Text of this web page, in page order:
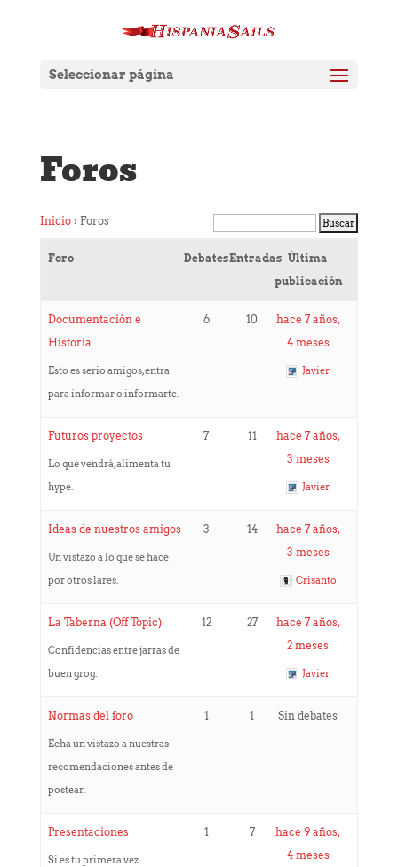
Seleccionar página
Foros
Inicio › Foros
Foro DebatesEntradas Última
publicación
Documentación e
Historia
Esto es serio amigos, entra
para informar o informarte.
6 10
hace 7 años,
4 meses
Javier
Futuros proyectos
Lo que vendrá, alimenta tu
hype.
7 11
hace 7 años,
3 meses
Javier
Ideas de nuestros amigos
Un vistazo a lo que se hace
por otros lares.
3 14
hace 7 años,
3 meses
Crisanto
La Taberna (Off Topic)
Confidencias entre jarras de
buen grog.
12 27
hace 7 años,
2 meses
Javier
Normas del foro
Echa un vistazo a nuestras
recomendaciones antes de
postear.
1 1 Sin debates
Presentaciones
Si es tu primera vez
1 7
hace 9 años,
4 meses